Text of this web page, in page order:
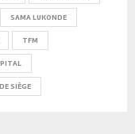
SAMA LUKONDE
TFM
SIÈGE